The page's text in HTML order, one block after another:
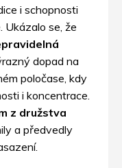
i schopnosti
Ukázalo se, že
dopad na
poločase, kdy
i koncentrace.
z družstva
a předvedly